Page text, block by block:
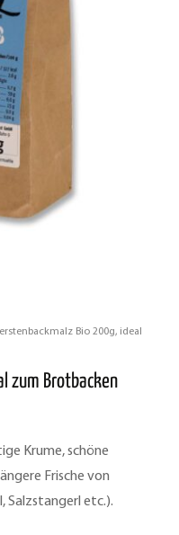
Bio 200g, ideal
zum Brotbacken
Krume, schöne
Frische von
Salzstangerl etc.).